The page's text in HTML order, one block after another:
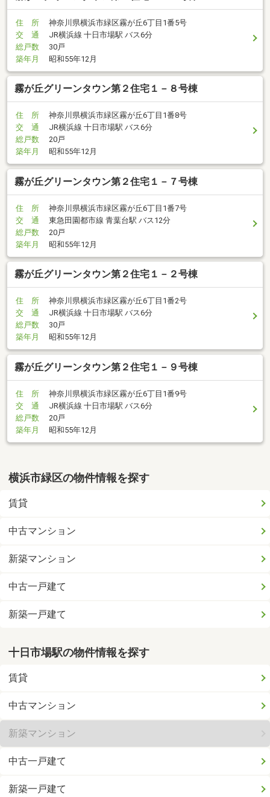
住 所
神奈川県横浜市緑区霧が丘6丁目1番5号
交 通
JR横浜線 十日市場駅 バス6分
総戸数
30戸
築年月
昭和55年12月
霧が丘グリーンタウン第２住宅１－８号棟
住 所
神奈川県横浜市緑区霧が丘6丁目1番8号
交 通
JR横浜線 十日市場駅 バス6分
総戸数
20戸
築年月
昭和55年12月
霧が丘グリーンタウン第２住宅１－７号棟
住 所
神奈川県横浜市緑区霧が丘6丁目1番7号
交 通
東急田園都市線 青葉台駅 バス12分
総戸数
20戸
築年月
昭和55年12月
霧が丘グリーンタウン第２住宅１－２号棟
住 所
神奈川県横浜市緑区霧が丘6丁目1番2号
交 通
JR横浜線 十日市場駅 バス6分
総戸数
30戸
築年月
昭和55年12月
霧が丘グリーンタウン第２住宅１－９号棟
住 所
神奈川県横浜市緑区霧が丘6丁目1番9号
交 通
JR横浜線 十日市場駅 バス6分
総戸数
20戸
築年月
昭和55年12月
横浜市緑区の物件情報を探す
賃貸
中古マンション
新築マンション
中古一戸建て
新築一戸建て
十日市場駅の物件情報を探す
賃貸
中古マンション
新築マンション
中古一戸建て
新築一戸建て